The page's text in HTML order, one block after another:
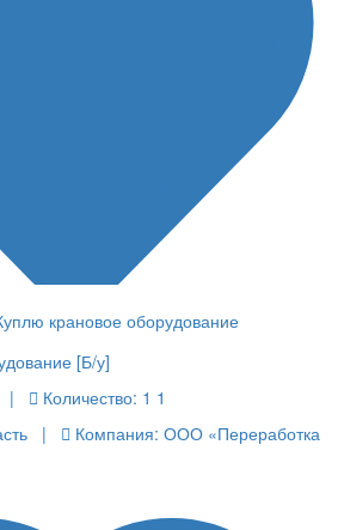
[Б/у]
| Количество: 1 1
|
Компания: ООО «Переработка